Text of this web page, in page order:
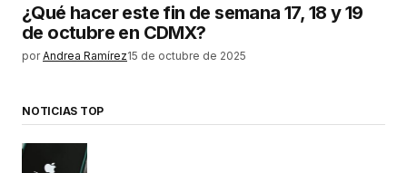
¿Qué hacer este fin de semana 17, 18 y 19
de octubre en CDMX?
por Andrea Ramírez15 de octubre de 2025
NOTICIAS TOP